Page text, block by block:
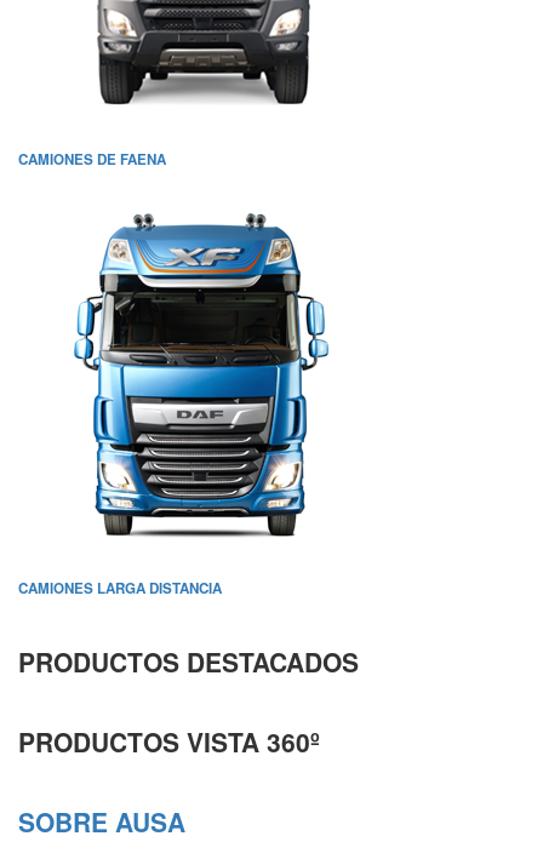
CAMIONES DE FAENA
CAMIONES LARGA DISTANCIA
PRODUCTOS DESTACADOS
PRODUCTOS VISTA 360º
SOBRE AUSA